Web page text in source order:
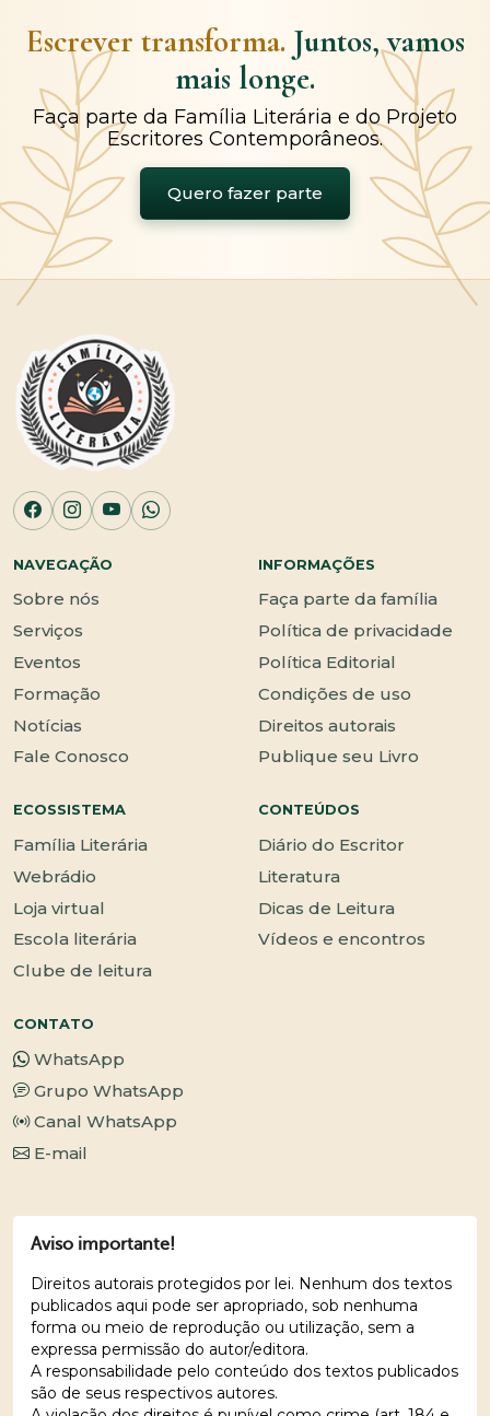
Escrever transforma. Juntos, vamos
mais longe.
Faça parte da Família Literária e do Projeto
Escritores Contemporâneos.
Quero fazer parte
NAVEGAÇÃO
Sobre nós
Serviços
Eventos
Formação
Notícias
Fale Conosco
INFORMAÇÕES
Faça parte da família
Política de privacidade
Política Editorial
Condições de uso
Direitos autorais
Publique seu Livro
ECOSSISTEMA
Família Literária
Webrádio
Loja virtual
Escola literária
Clube de leitura
CONTEÚDOS
Diário do Escritor
Literatura
Dicas de Leitura
Vídeos e encontros
CONTATO
WhatsApp
Grupo WhatsApp
Canal WhatsApp
E-mail
Aviso importante!
Direitos autorais protegidos por lei. Nenhum dos textos
publicados aqui pode ser apropriado, sob nenhuma
forma ou meio de reprodução ou utilização, sem a
expressa permissão do autor/editora.
A responsabilidade pelo conteúdo dos textos publicados
são de seus respectivos autores.